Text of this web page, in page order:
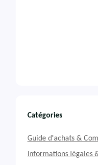
Catégories
Guide d'achats &
Informations légales